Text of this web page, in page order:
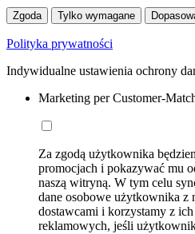
Zgoda Tylko wymagane
Polityka prywatności
Indywidualne ustawienia ochrony
Marketing per Customer-
Za zgodą użytkownika
promocjach i pokazywać mu
naszą witryną. W tym celu
dane osobowe użytkownika z
dostawcami i korzystamy z
reklamowych, jeśli